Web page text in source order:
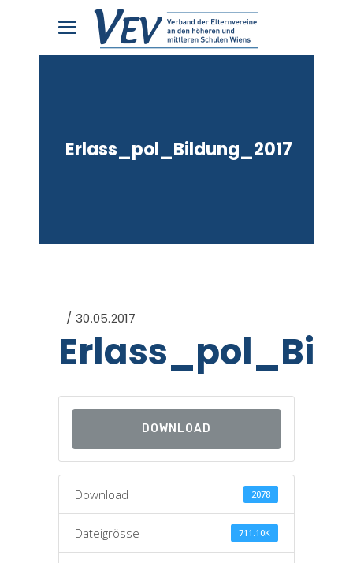
Erlass_pol_Bildung_2017
30.05.2017
DOWNLOAD
Download 2078
Dateigrösse 711.10K